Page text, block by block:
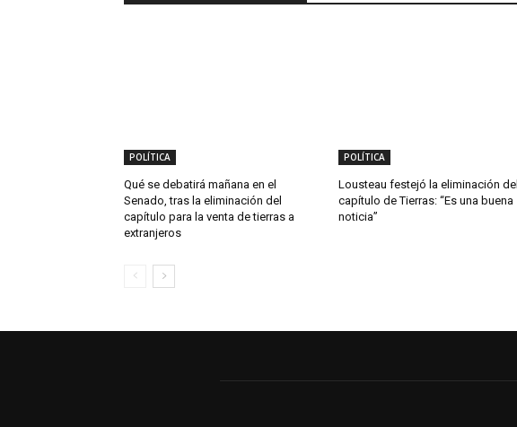
POLÍTICA
Qué se debatirá mañana en el
Senado, tras la eliminación del
capítulo para la venta de tierras a
extranjeros
POLÍTICA
Lousteau festejó la eliminación del
capítulo de Tierras: “Es una buena
noticia”